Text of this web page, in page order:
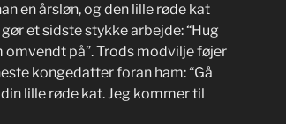
en årsløn, og den lille røde kat
et sidste stykke arbejde: “Hug
på”. Trods modvilje føjer
kongedatter foran ham: “Gå
lille røde kat. Jeg kommer til